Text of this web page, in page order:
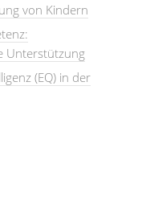
von Kindern
Unterstützung
(EQ) in der